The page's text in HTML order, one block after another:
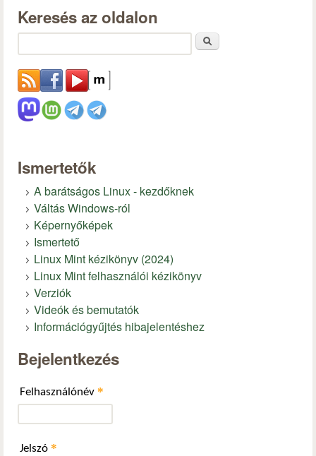
Keresés az oldalon
Ismertetők
A barátságos Linux - kezdőknek
Váltás Windows-ról
Képernyőképek
Ismertető
Linux Mint kézikönyv (2024)
Linux Mint felhasználói kézikönyv
Verziók
Videók és bemutatók
Információgyűjtés hibajelentéshez
Bejelentkezés
Felhasználónév *
Jelszó *